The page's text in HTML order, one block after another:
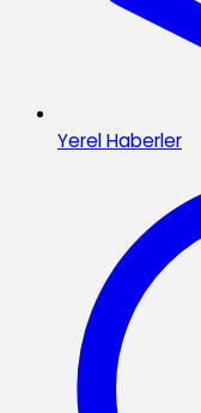
Yerel Haberler